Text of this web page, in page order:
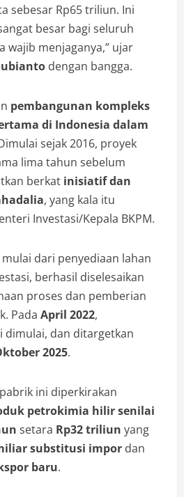
sebesar Rp65 triliun. Ini
besar bagi seluruh
wajib menjaganya,” ujar
dengan bangga.
pembangunan kompleks
di Indonesia dalam
sejak 2016, proyek
lima tahun sebelum
berkat inisiatif dan
, yang kala itu
Investasi/Kepala BKPM.
dari penyediaan lahan
berhasil diselesaikan
proses dan pemberian
Pada April 2022,
dimulai, dan ditargetkan
2025.
ini diperkirakan
petrokimia hilir senilai
setara Rp32 triliun yang
substitusi impor dan
baru.